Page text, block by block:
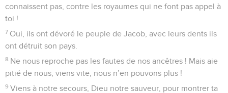
connaissent pas, contre les royaumes qui ne font pas appel à
toi !
7 Oui, ils ont dévoré le peuple de Jacob, avec leurs dents ils
ont détruit son pays.
8 Ne nous reproche pas les fautes de nos ancêtres ! Mais aie
pitié de nous, viens vite, nous n’en pouvons plus !
9 Viens à notre secours, Dieu notre sauveur, pour montrer ta